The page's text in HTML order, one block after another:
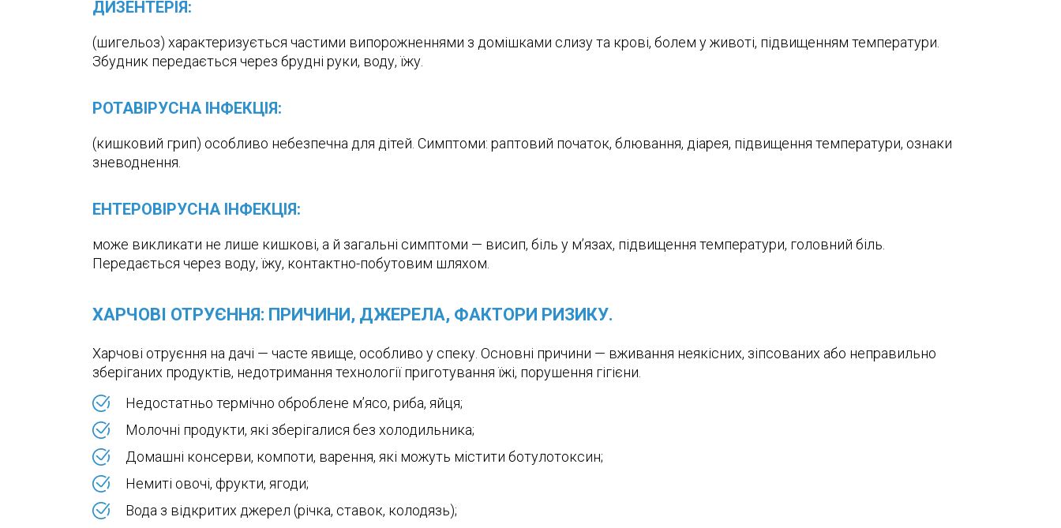
ДИЗЕНТЕРІЯ:
(шигельоз) характеризується частими випорожненнями з домішками слизу та крові, болем у животі, підвищенням температури.
Збудник передається через брудні руки, воду, їжу.
РОТАВІРУСНА ІНФЕКЦІЯ:
(кишковий грип) особливо небезпечна для дітей. Симптоми: раптовий початок, блювання, діарея, підвищення температури, ознаки
зневоднення.
ЕНТЕРОВІРУСНА ІНФЕКЦІЯ:
може викликати не лише кишкові, а й загальні симптоми — висип, біль у м’язах, підвищення температури, головний біль.
Передається через воду, їжу, контактно-побутовим шляхом.
ХАРЧОВІ ОТРУЄННЯ: ПРИЧИНИ, ДЖЕРЕЛА, ФАКТОРИ РИЗИКУ.
Харчові отруєння на дачі — часте явище, особливо у спеку. Основні причини — вживання неякісних, зіпсованих або неправильно
зберіганих продуктів, недотримання технології приготування їжі, порушення гігієни.
Недостатньо термічно оброблене м’ясо, риба, яйця;
Молочні продукти, які зберігалися без холодильника;
Домашні консерви, компоти, варення, які можуть містити ботулотоксин;
Немиті овочі, фрукти, ягоди;
Вода з відкритих джерел (річка, ставок, колодязь);